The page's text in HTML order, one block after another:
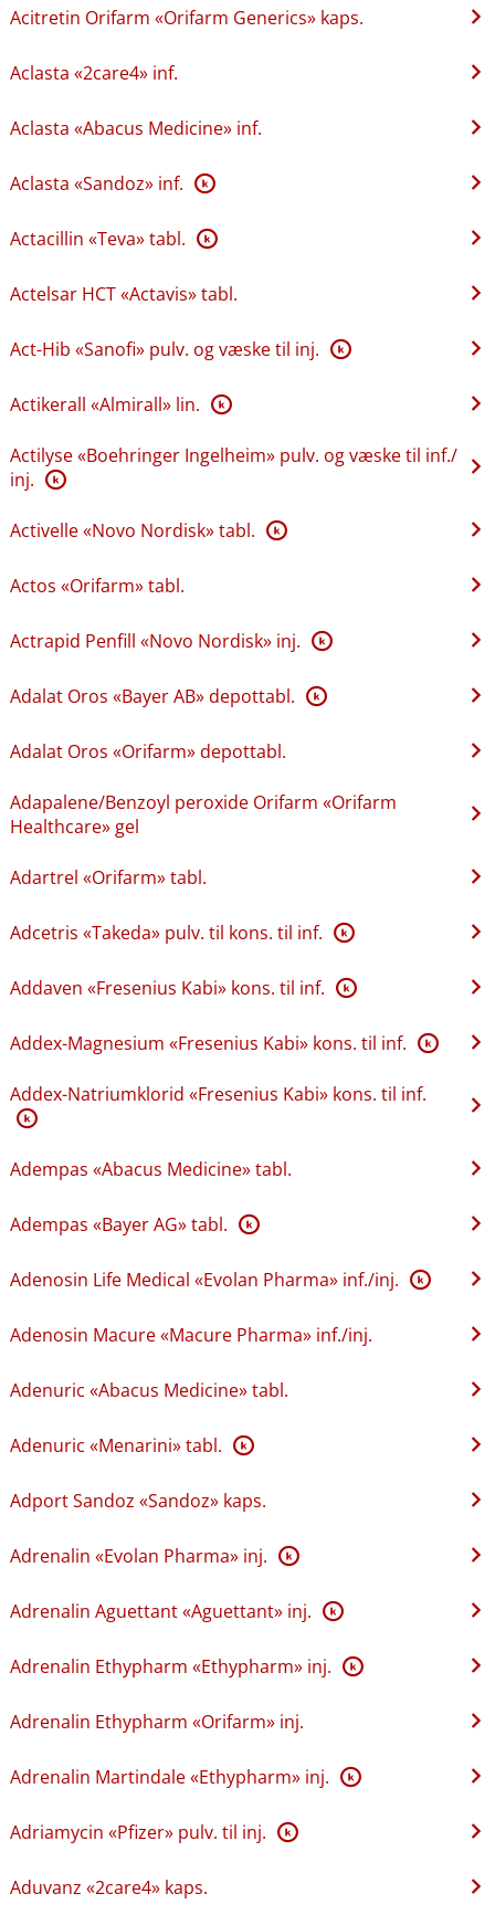
Acitretin Orifarm «Orifarm Generics» kaps.
Aclasta «2care4» inf.
Aclasta «Abacus Medicine» inf.
Aclasta «Sandoz» inf. K
Actacillin «Teva» tabl. K
Actelsar HCT «Actavis» tabl.
Act-Hib «Sanofi» pulv. og væske til inj. K
Actikerall «Almirall» lin. K
Actilyse «Boehringer Ingelheim» pulv. og væske til inf.​/​
inj. K
Activelle «Novo Nordisk» tabl. K
Actos «Orifarm» tabl.
Actrapid Penfill «Novo Nordisk» inj. K
Adalat Oros «Bayer AB» depottabl. K
Adalat Oros «Orifarm» depottabl.
Adapalene​/​Benzoyl peroxide Orifarm «Orifarm
Healthcare» gel
Adartrel «Orifarm» tabl.
Adcetris «Takeda» pulv. til kons. til inf. K
Addaven «Fresenius Kabi» kons. til inf. K
Addex-Magnesium «Fresenius Kabi» kons. til inf. K
Addex-Natriumklorid «Fresenius Kabi» kons. til inf.
K
Adempas «Abacus Medicine» tabl.
Adempas «Bayer AG» tabl. K
Adenosin Life Medical «Evolan Pharma» inf.​/​inj. K
Adenosin Macure «Macure Pharma» inf.​/​inj.
Adenuric «Abacus Medicine» tabl.
Adenuric «Menarini» tabl. K
Adport Sandoz «Sandoz» kaps.
Adrenalin «Evolan Pharma» inj. K
Adrenalin Aguettant «Aguettant» inj. K
Adrenalin Ethypharm «Ethypharm» inj. K
Adrenalin Ethypharm «Orifarm» inj.
Adrenalin Martindale «Ethypharm» inj. K
Adriamycin «Pfizer» pulv. til inj. K
Aduvanz «2care4» kaps.